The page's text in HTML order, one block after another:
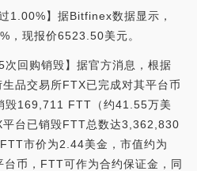
1.00%】据Bitfinex数据显示，
，现报价6523.50美元。
次回购销毁】据官方消息，根据
品交易所FTX已完成对其平台币
毁169,711 FTT（约41.55万美
台已销毁FTT总数达3,362,830
市价为2.44美金，市值约为
币，FTT可作为合约保证金，同